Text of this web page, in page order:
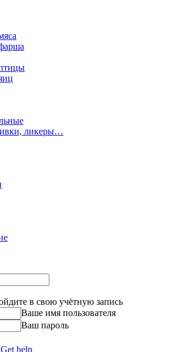
ликеры…
в свою учётную запись
Ваше имя пользователя
Ваш пароль
help